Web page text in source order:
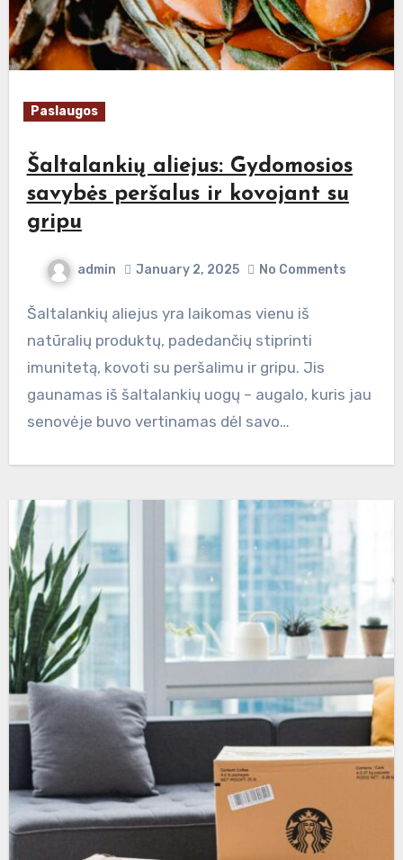
Paslaugos
Šaltalankių aliejus: Gydomosios
savybės peršalus ir kovojant su
gripu
admin January 2, 2025 No Comments
Šaltalankių aliejus yra laikomas vienu iš
natūralių produktų, padedančių stiprinti
imunitetą, kovoti su peršalimu ir gripu. Jis
gaunamas iš šaltalankių uogų – augalo, kuris jau
senovėje buvo vertinamas dėl savo…